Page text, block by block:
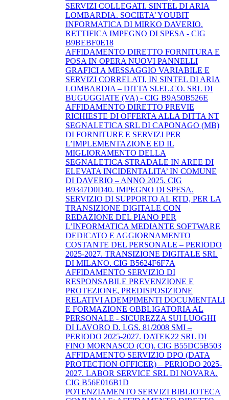
SERVIZI COLLEGATI. SINTEL DI ARIA
LOMBARDIA. SOCIETA’ YOUBIT
INFORMATICA DI MIRKO DAVERIO.
RETTIFICA IMPEGNO DI SPESA - CIG
B9BEBF0E18
AFFIDAMENTO DIRETTO FORNITURA E
POSA IN OPERA NUOVI PANNELLI
GRAFICI A MESSAGGIO VARIABILE E
SERVIZI CORRELATI, IN SINTEL DI ARIA
LOMBARDIA – DITTA SI.EL.CO. SRL DI
BUGUGGIATE (VA) - CIG B9A50B526E
AFFIDAMENTO DIRETTO PREVIE
RICHIESTE DI OFFERTA ALLA DITTA NT
SEGNALETICA SRL DI CAPONAGO (MB)
DI FORNITURE E SERVIZI PER
L’IMPLEMENTAZIONE ED IL
MIGLIORAMENTO DELLA
SEGNALETICA STRADALE IN AREE DI
ELEVATA INCIDENTALITA’ IN COMUNE
DI DAVERIO – ANNO 2025. CIG
B9347D0D40. IMPEGNO DI SPESA.
SERVIZIO DI SUPPORTO AL RTD, PER LA
TRANSIZIONE DIGITALE CON
REDAZIONE DEL PIANO PER
L’INFORMATICA MEDIANTE SOFTWARE
DEDICATO E AGGIORNAMENTO
COSTANTE DEL PERSONALE – PERIODO
2025-2027. TRANSIZIONE DIGITALE SRL
DI MILANO. CIG B5624F6F7A
AFFIDAMENTO SERVIZIO DI
RESPONSABILE PREVENZIONE E
PROTEZIONE, PREDISPOSIZIONE
RELATIVI ADEMPIMENTI DOCUMENTALI
E FORMAZIONE OBBLIGATORIA AL
PERSONALE - SICUREZZA SUI LUOGHI
DI LAVORO D. LGS. 81/2008 SMI –
PERIODO 2025-2027. DATEK22 SRL DI
FINO MORNASCO (CO). CIG B55DC5B503
AFFIDAMENTO SERVIZIO DPO (DATA
PROTECTION OFFICER) – PERIODO 2025-
2027. LABOR SERVICE SRL DI NOVARA.
CIG B56E016B1D
POTENZIAMENTO SERVIZI BIBLIOTECA